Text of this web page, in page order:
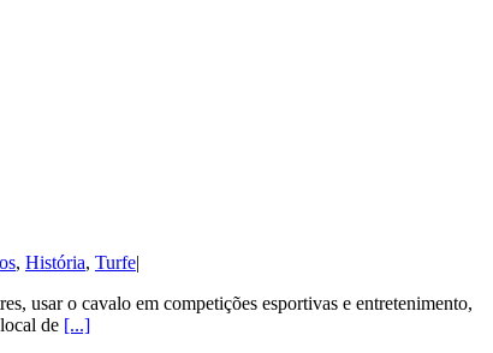
, História, Turfe|
usar o cavalo em competições esportivas e entretenimento,
de [...]